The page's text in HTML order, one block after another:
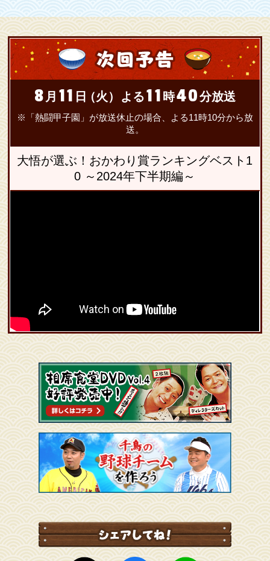
8 月 11 日 （火） よる 11 時40分放送
※「熱闘甲子園」が放送休止の場合、よる11時10分から放
送。
大悟が選ぶ！おかわり賞ランキングベスト1
0 ～2024年下半期編～